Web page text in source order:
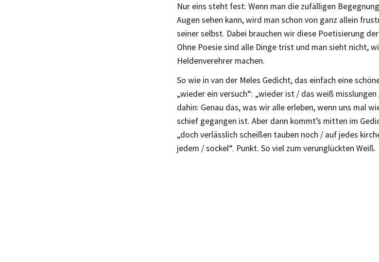
Nur eins steht fest: Wenn man die zufälligen
Augen sehen kann, wird man schon von ganz allein
seiner selbst. Dabei brauchen wir diese Poetisierung
Ohne Poesie sind alle Dinge trist und man sieht nicht,
Heldenverehrer machen.
So wie in van der Meles Gedicht, das einfach eine
„wieder ein versuch“: „wieder ist / das weiß
dahin: Genau das, was wir alle erleben, wenn uns mal
schief gegangen ist. Aber dann kommt’s mitten im
„doch verlässlich scheißen tauben noch / auf jedes
jedem / sockel“. Punkt. So viel zum verunglückten Weiß.